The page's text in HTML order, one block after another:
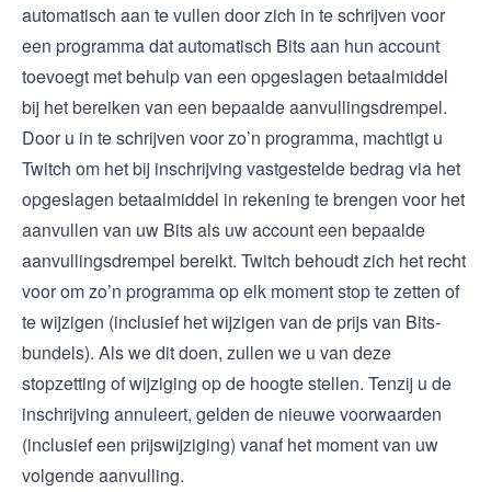
automatisch aan te vullen door zich in te schrijven voor
een programma dat automatisch Bits aan hun account
toevoegt met behulp van een opgeslagen betaalmiddel
bij het bereiken van een bepaalde aanvullingsdrempel.
Door u in te schrijven voor zo’n programma, machtigt u
Twitch om het bij inschrijving vastgestelde bedrag via het
opgeslagen betaalmiddel in rekening te brengen voor het
aanvullen van uw Bits als uw account een bepaalde
aanvullingsdrempel bereikt. Twitch behoudt zich het recht
voor om zo’n programma op elk moment stop te zetten of
te wijzigen (inclusief het wijzigen van de prijs van Bits-
bundels). Als we dit doen, zullen we u van deze
stopzetting of wijziging op de hoogte stellen. Tenzij u de
inschrijving annuleert, gelden de nieuwe voorwaarden
(inclusief een prijswijziging) vanaf het moment van uw
volgende aanvulling.